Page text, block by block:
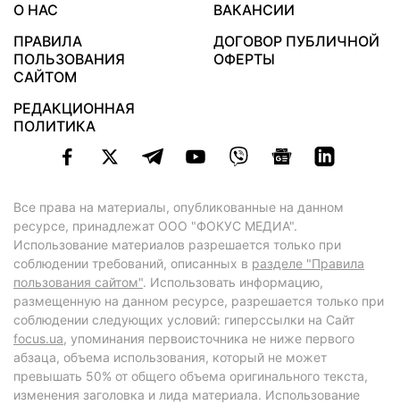
О НАС
ВАКАНСИИ
ПРАВИЛА
ПОЛЬЗОВАНИЯ
САЙТОМ
ДОГОВОР ПУБЛИЧНОЙ
ОФЕРТЫ
РЕДАКЦИОННАЯ
ПОЛИТИКА
Все права на материалы, опубликованные на данном
ресурсе, принадлежат ООО "ФОКУС МЕДИА".
Использование материалов разрешается только при
соблюдении требований, описанных в разделе "Правила
пользования сайтом". Использовать информацию,
размещенную на данном ресурсе, разрешается только при
соблюдении следующих условий: гиперссылки на Сайт
focus.ua, упоминания первоисточника не ниже первого
абзаца, объема использования, который не может
превышать 50% от общего объема оригинального текста,
изменения заголовка и лида материала. Использование